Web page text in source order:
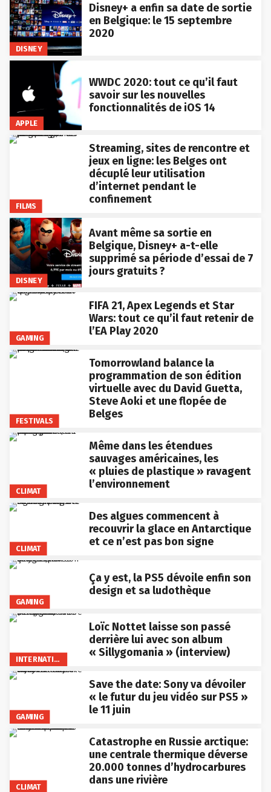
DISNEY
Disney+ a enfin sa date de sortie
en Belgique: le 15 septembre
2020
APPLE
WWDC 2020: tout ce qu’il faut
savoir sur les nouvelles
fonctionnalités de iOS 14
FILMS
Streaming, sites de rencontre et
jeux en ligne: les Belges ont
décuplé leur utilisation
d’internet pendant le
confinement
DISNEY
Avant même sa sortie en
Belgique, Disney+ a-t-elle
supprimé sa période d’essai de 7
jours gratuits ?
GAMING
FIFA 21, Apex Legends et Star
Wars: tout ce qu’il faut retenir de
l’EA Play 2020
FESTIVALS
Tomorrowland balance la
programmation de son édition
virtuelle avec du David Guetta,
Steve Aoki et une flopée de
Belges
CLIMAT
Même dans les étendues
sauvages américaines, les
« pluies de plastique » ravagent
l’environnement
CLIMAT
Des algues commencent à
recouvrir la glace en Antarctique
et ce n’est pas bon signe
GAMING
Ça y est, la PS5 dévoile enfin son
design et sa ludothèque
INTERNATIONAL
Loïc Nottet laisse son passé
derrière lui avec son album
« Sillygomania » (interview)
GAMING
Save the date: Sony va dévoiler
« le futur du jeu vidéo sur PS5 »
le 11 juin
CLIMAT
Catastrophe en Russie arctique:
une centrale thermique déverse
20.000 tonnes d’hydrocarbures
dans une rivière